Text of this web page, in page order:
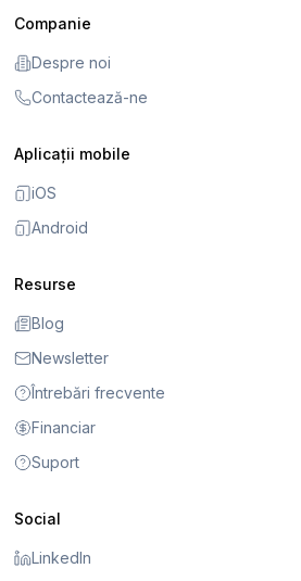
Companie
Despre noi
Contactează-ne
Aplicații mobile
iOS
Android
Resurse
Blog
Newsletter
Întrebări frecvente
Financiar
Suport
Social
LinkedIn